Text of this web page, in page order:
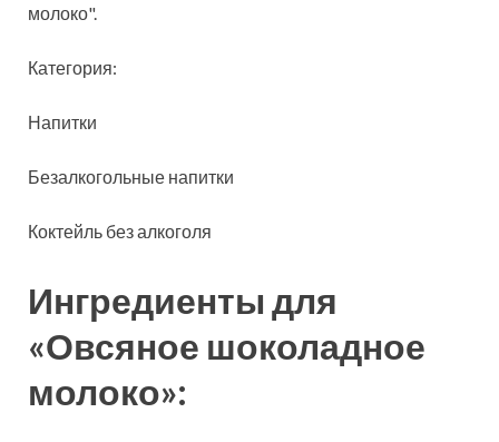
молоко".
Категория:
Напитки
Безалкогольные напитки
Коктейль без алкоголя
Ингредиенты для
«Овсяное шоколадное
молоко»: